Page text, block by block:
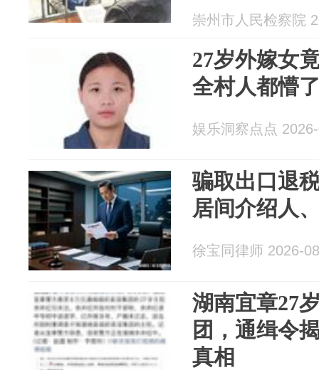
崇州市人民检察院
27岁外嫁女
全村人都懵
娱乐洞察点点
骗取出口退
居间介绍人
徐宝同律师 2026-
湖南宜章27
团，通缉令
真相